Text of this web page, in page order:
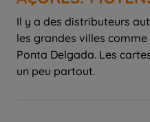
Il y a des distributeurs
les grandes villes
Ponta Delgada. Les
un peu partout.